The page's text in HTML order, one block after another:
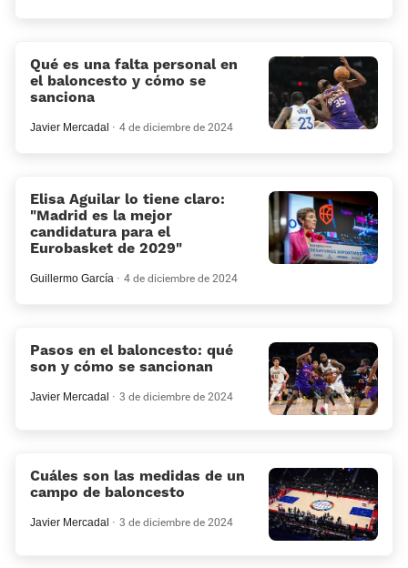
Qué es una falta personal en
el baloncesto y cómo se
sanciona
Javier Mercadal 4 de diciembre de 2024
Elisa Aguilar lo tiene claro:
«Madrid es la mejor
candidatura para el
Eurobasket de 2029»
Guillermo García 4 de diciembre de 2024
Pasos en el baloncesto: qué
son y cómo se sancionan
Javier Mercadal 3 de diciembre de 2024
Cuáles son las medidas de un
campo de baloncesto
Javier Mercadal 3 de diciembre de 2024